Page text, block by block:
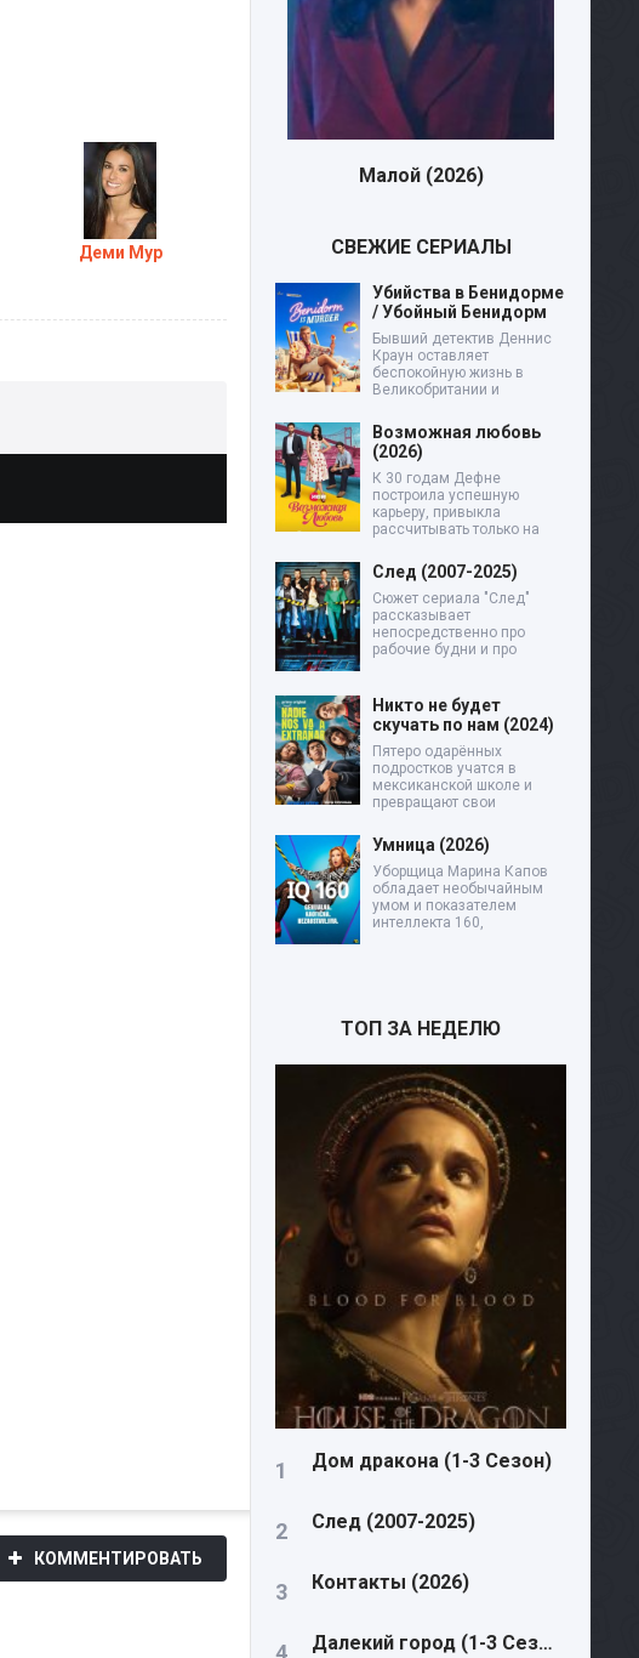
Деми Мур
КОММЕНТИРОВАТЬ
Малой (2026)
СВЕЖИЕ СЕРИАЛЫ
Убийства в Бенидорме
/ Убойный Бенидорм
Бывший детектив Деннис
Краун оставляет
беспокойную жизнь в
Великобритании и
Возможная любовь
(2026)
К 30 годам Дефне
построила успешную
карьеру, привыкла
рассчитывать только на
След (2007-2025)
Сюжет сериала "След"
рассказывает
непосредственно про
рабочие будни и про
Никто не будет
скучать по нам (2024)
Пятеро одарённых
подростков учатся в
мексиканской школе и
превращают свои
Умница (2026)
Уборщица Марина Капов
обладает необычайным
умом и показателем
интеллекта 160,
ТОП ЗА НЕДЕЛЮ
Дом дракона (1-3 Сезон)
След (2007-2025)
Контакты (2026)
Далекий город (1-3 Сезон)